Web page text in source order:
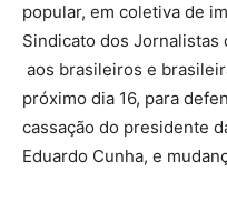
popular, em coletiva de
Sindicato dos Jornalistas
aos brasileiros e
próximo dia 16, para
cassação do presidente
Eduardo Cunha, e